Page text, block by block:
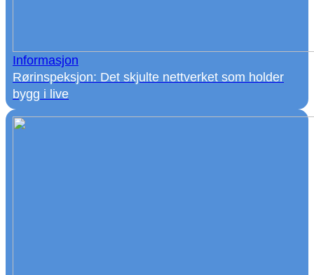
Informasjon
Rørinspeksjon: Det skjulte nettverket som holder
bygg i live